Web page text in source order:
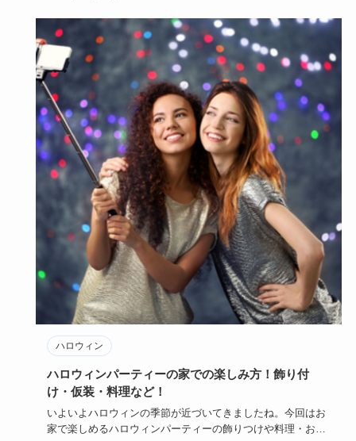
ハロウィン
ハロウィンパーティーの家での楽しみ方！飾り付
け・仮装・料理など！
いよいよハロウィンの季節が近づいてきましたね。今回はお
家で楽しめるハロウィンパーティーの飾りつけや料理・お菓